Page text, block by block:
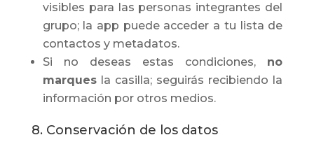
visibles para las personas integrantes del
grupo; la app puede acceder a tu lista de
contactos y metadatos.
Si no deseas estas condiciones, no
marquesla casilla; seguirás recibiendo la
información por otros medios.
8. Conservación de los datos